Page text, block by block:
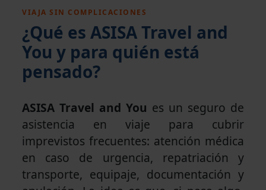
VIAJA SIN COMPLICACIONES
¿Qué es ASISA Travel and
You y para quién está
pensado?
ASISA Travel and You es un seguro de
asistencia en viaje para cubrir
imprevistos frecuentes: atención médica
en caso de urgencia, repatriación y
transporte, equipaje, documentación y